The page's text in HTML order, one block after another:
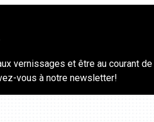
vernissages et être au courant de
vous à notre newsletter!